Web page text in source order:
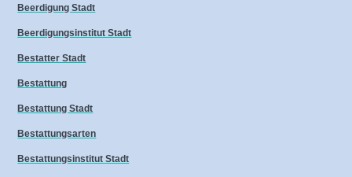
Beerdigung Stadt
Beerdigungsinstitut Stadt
Bestatter Stadt
Bestattung
Bestattung Stadt
Bestattungsarten
Bestattungsinstitut Stadt